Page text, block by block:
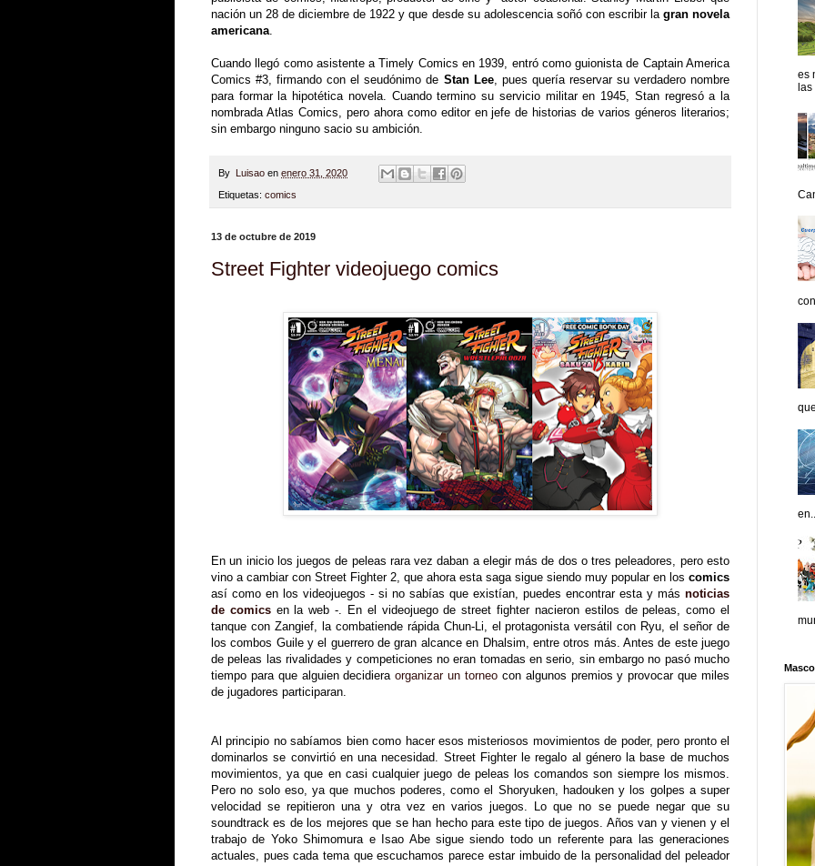
nación un 28 de diciembre de 1922 y que desde su adolescencia soñó con escribir la gran novela
americana
Cuando llegó como asistente a Timely Comics en 1939, entró como guionista de Captain America
Comics #3, firmando con el seudónimo de Stan Lee, pues quería reservar su verdadero nombre
para formar la hipotética novela. Cuando termino su servicio militar en 1945, Stan regresó a la
nombrada Atlas Comics, pero ahora como editor en jefe de historias de varios géneros literarios;
sin embargo ninguno sacio su ambición.
By Luisao en enero 31, 2020
Etiquetas: comics
13 de octubre de 2019
Street Fighter videojuego comics
En un inicio los juegos de peleas rara vez daban a elegir más de dos o tres peleadores, pero esto
vino a cambiar con Street Fighter 2, que ahora esta saga sigue siendo muy popular en los comics
así como en los videojuegos - si no sabías que existían, puedes encontrar esta y más noticias
de comicsen la web -. En el videojuego de street fighter nacieron estilos de peleas, como el
tanque con Zangief, la combatiende rápida Chun-Li, el protagonista versátil con Ryu, el señor de
los combos Guile y el guerrero de gran alcance en Dhalsim, entre otros más. Antes de este juego
de peleas las rivalidades y competiciones no eran tomadas en serio, sin embargo no pasó mucho
tiempo para que alguien decidieraorganizar un torneo con algunos premios y provocar que miles
de jugadores participaran.
Al principio no sabíamos bien como hacer esos misteriosos movimientos de poder, pero pronto el
dominarlos se convirtió en una necesidad. Street Fighter le regalo al género la base de muchos
movimientos, ya que en casi cualquier juego de peleas los comandos son siempre los mismos.
Pero no solo eso, ya que muchos poderes, como el Shoryuken, hadouken y los golpes a super
velocidad se repitieron una y otra vez en varios juegos. Lo que no se puede negar que su
soundtrack es de los mejores que se han hecho para este tipo de juegos. Años van y vienen y el
trabajo de Yoko Shimomura e Isao Abe sigue siendo todo un referente para las generaciones
actuales, pues cada tema que escuchamos parece estar imbuido de la personalidad del peleador
es